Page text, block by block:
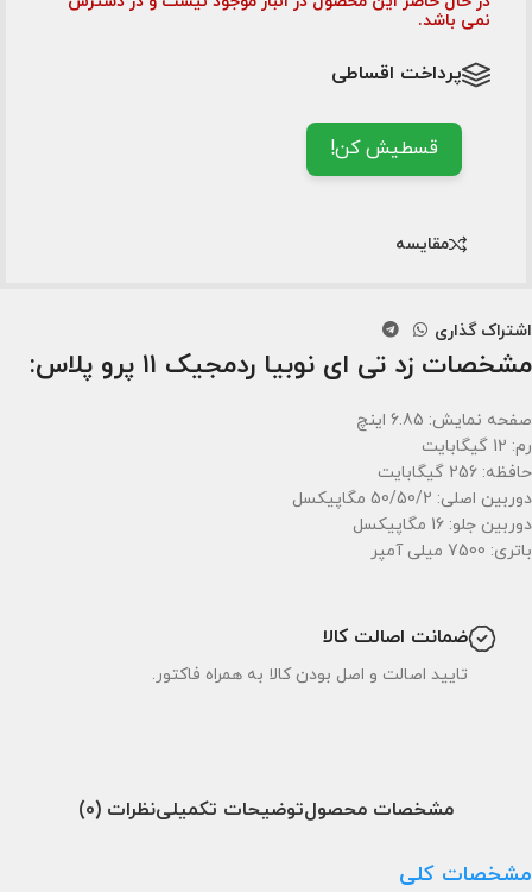
نمی باشد.
پرداخت اقساطی
قسطیش کن!
مقایسه
اشتراک گذاری
مشخصات زد تی ای نوبیا ردمجیک ۱۱ پرو پلاس:
صفحه نمایش: 6.85 اینچ
رم: 12 گیگابایت
حافظه: 256 گیگابایت
دوربین اصلی: 50/50/2 مگاپیکسل
دوربین جلو: 16 مگاپیکسل
باتری: 7500 میلی آمپر
ضمانت اصالت کالا
تایید اصالت و اصل بودن کالا به همراه فاکتور.
مشخصات محصولتوضیحات تکمیلینظرات (0)
مشخصات کلی